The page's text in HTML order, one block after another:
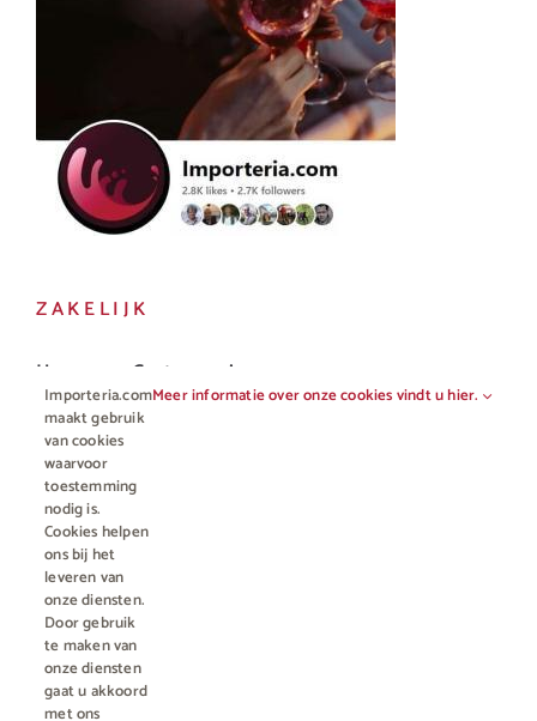
ZAKELIJK
Horeca en Gastronomie
Vakhandel
© Copyright 2012 - 2023 • All rights reserved |
Importeria.com
maakt gebruik
van cookies
waarvoor
toestemming
nodig is.
Cookies helpen
ons bij het
leveren van
onze diensten.
Door gebruik
te maken van
onze diensten
gaat u akkoord
met ons
Meer informatie over onze cookies vindt u hier.